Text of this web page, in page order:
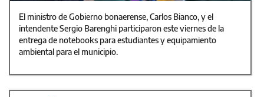
El ministro de Gobierno bonaerense, Carlos Bianco, y el
intendente Sergio Barenghi participaron este viernes de la
entrega de notebooks para estudiantes y equipamiento
ambiental para el municipio.